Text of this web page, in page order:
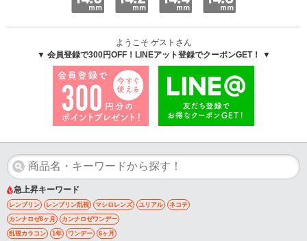
ようこそ ゲストさん
▼ 会員登録で300円OFF！LINEアット登録でクーポンGET！ ▼
急上昇キーワード
レンブリン レンブリン乱視 マシロレンズ ユリアル ネコテ
カンナロゼ6ヶ月 カンナロゼワンデー
乱視カラコン 1年 ワンデー 6ヶ月